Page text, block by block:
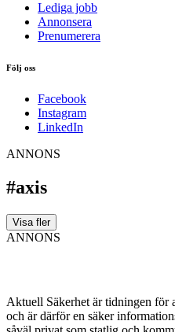
Lediga jobb
Annonsera
Prenumerera
Följ oss
Facebook
Instagram
LinkedIn
ANNONS
#axis
Visa fler
ANNONS
Aktuell Säkerhet är tidningen för
och är därför en säker